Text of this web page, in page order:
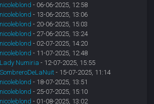
nicoleblond - 06-06-2025, 12:58
nicoleblond - 13-06-2025, 13:06
nicoleblond - 20-06-2025, 15:03
nicoleblond - 27-06-2025, 13:24
nicoleblond - 02-07-2025, 14:20
nicoleblond - 11-07-2025, 12:48
Lady Numiria - 12-07-2025, 15:55
SombreroDeLaNuit - 15-07-2025, 11:14
nicoleblond - 18-07-2025, 13:51
nicoleblond - 25-07-2025, 15:10
nicoleblond - 01-08-2025, 13:02